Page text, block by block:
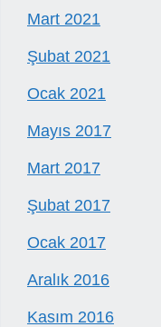
Mart 2021
Şubat 2021
Ocak 2021
Mayıs 2017
Mart 2017
Şubat 2017
Ocak 2017
Aralık 2016
Kasım 2016